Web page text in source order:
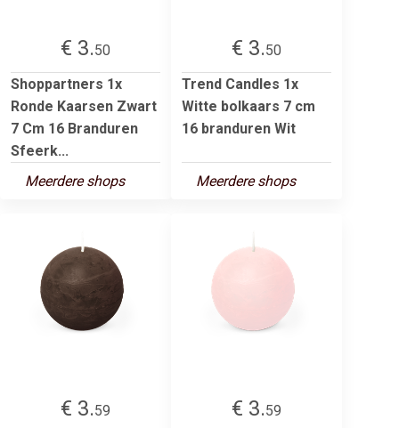
€ 3.50
Shoppartners 1x
Ronde Kaarsen Zwart
7 Cm 16 Branduren
Sfeerk...
Meerdere shops
€ 3.50
Trend Candles 1x
Witte bolkaars 7 cm
16 branduren Wit
Meerdere shops
€ 3.59
€ 3.59